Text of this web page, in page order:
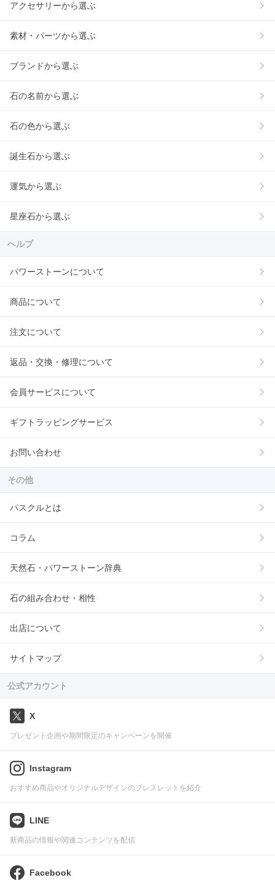
アクセサリーから選ぶ
素材・パーツから選ぶ
ブランドから選ぶ
石の名前から選ぶ
石の色から選ぶ
誕生石から選ぶ
運気から選ぶ
星座石から選ぶ
ヘルプ
パワーストーンについて
商品について
注文について
返品・交換・修理について
会員サービスについて
ギフトラッピングサービス
お問い合わせ
その他
パスクルとは
コラム
天然石・パワーストーン辞典
石の組み合わせ・相性
出店について
サイトマップ
公式アカウント
X
プレゼント企画や期間限定のキャンペーンを開催
Instagram
おすすめ商品やオリジナルデザインのブレスレットを紹介
LINE
新商品の情報や関連コンテンツを配信
Facebook